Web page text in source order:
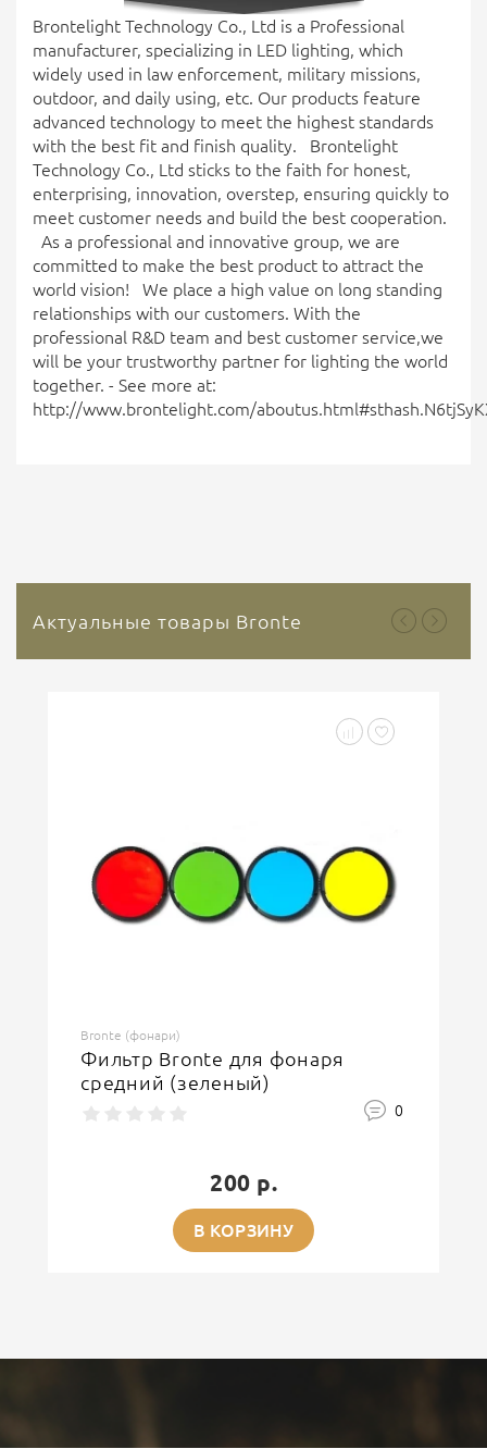
Brontelight Technology Co., Ltd is a Professional
manufacturer, specializing in LED lighting, which
widely used in law enforcement, military missions,
outdoor, and daily using, etc. Our products feature
advanced technology to meet the highest standards
with the best fit and finish quality. Brontelight
Technology Co., Ltd sticks to the faith for honest,
enterprising, innovation, overstep, ensuring quickly to
meet customer needs and build the best cooperation.
As a professional and innovative group, we are
committed to make the best product to attract the
world vision! We place a high value on long standing
relationships with our customers. With the
professional R&D team and best customer service,we
will be your trustworthy partner for lighting the world
together. - See more at:
http://www.brontelight.com/
Актуальные товары Bronte
Bronte (фонари)
Фильтр Bronte для фонаря
средний (зеленый)
0
200 р.
В КОРЗИНУ